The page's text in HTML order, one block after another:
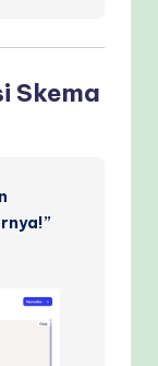
Skema